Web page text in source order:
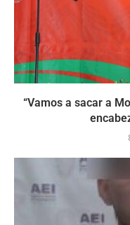
“Vamos a sacar a